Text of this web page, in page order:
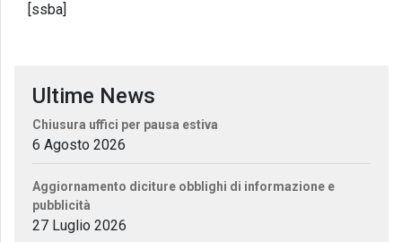
[ssba]
Ultime News
Chiusura uffici per pausa estiva
6 Agosto 2026
Aggiornamento diciture obblighi di informazione e
pubblicità
27 Luglio 2026